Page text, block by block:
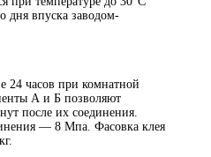
дня впуска заводом-
24 часов при комнатной
А и Б позволяют
после их соединения.
— 8 Мпа. Фасовка клея